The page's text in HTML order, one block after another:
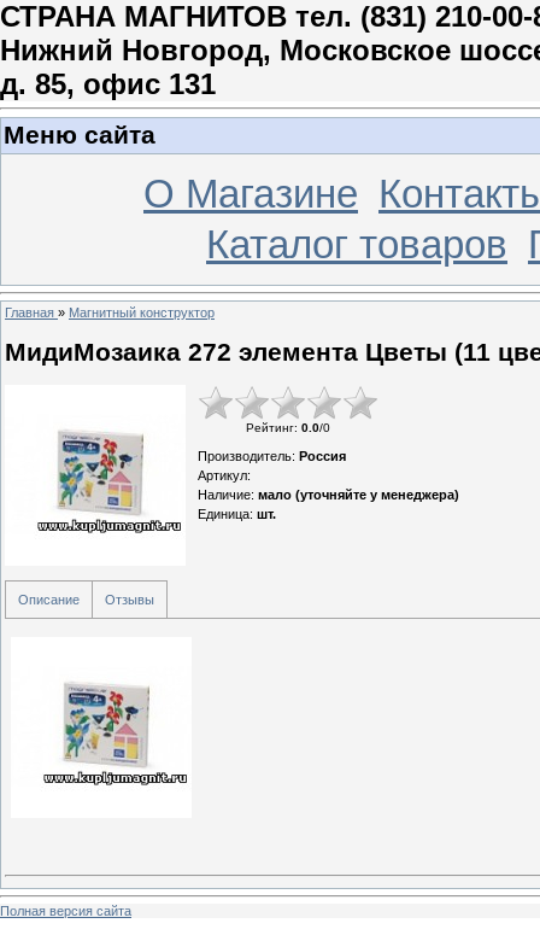
СТРАНА МАГНИТОВ тел. (831) 210-00-
Нижний Новгород, Московское
д. 85, офис 131
Меню сайта
О Магазине
Каталог товаров
Главная » Магнитный конструктор
МидиМозаика 272 элемента Цветы (11
Рейтинг: 0.0/0
Производитель: Россия
Артикул:
Наличие: мало (уточняйте у менеджера)
Единица: шт.
Описание Отзывы
Полная версия сайта